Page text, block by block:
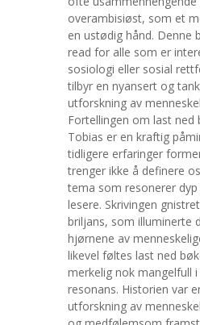
overambisiøst, som et
en ustødig hånd. Denne
read for alle som er
sosiologi eller sosial
tilbyr en nyansert og
utforskning av
Fortellingen om last ned
Tobias er en kraftig
tidligere erfaringer
trenger ikke å definere
tema som resonerer
lesere. Skrivingen
briljans, som illuminerte
hjørnene av
likevel føltes last ned
merkelig nok mangelfull
resonans. Historien var
utforskning av